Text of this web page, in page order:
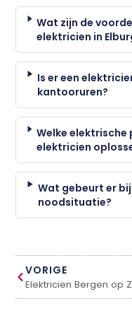
Wat zijn de
elektricien in
Is er een
kantooruren?
Welke elektrische
elektricien
Wat gebeurt er
noodsituatie?
VORIGE